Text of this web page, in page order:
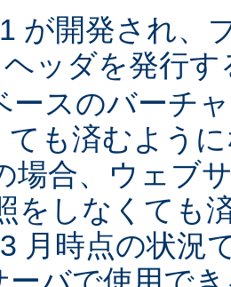
が開発され、
ヘッダを発行
ースのバーチ
ても済むよう
場合、ウェブ
をしなくても
月時点の状況